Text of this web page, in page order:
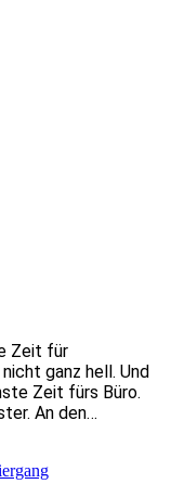
Zeit für
ganz hell. Und
Zeit fürs Büro.
An den…